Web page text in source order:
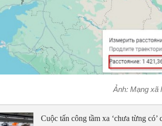
Ảnh: Mạng xã
Cuộc tấn công tầm xa ‘chưa từng